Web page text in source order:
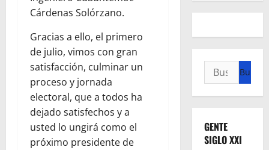
Cárdenas Solórzano.
Gracias a ello, el primero
de julio, vimos con gran
satisfacción, culminar un
proceso y jornada
electoral, que a todos ha
dejado satisfechos y a
usted lo ungirá como el
próximo presidente de
Buscar:
GENTE
SIGLO XXI